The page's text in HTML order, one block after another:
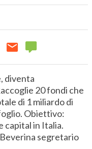
diventa
20 fondi che
di 1 miliardo di
Obiettivo:
capital in Italia.
segretario